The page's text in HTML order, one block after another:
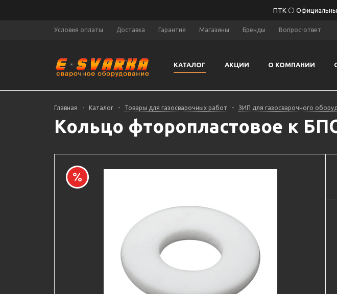
ПТК ⚪
Условия оплаты Доставка Гарантия Магазины Бренды Вопрос-ответ
КАТАЛОГ АКЦИИ О КОМПАНИИ
Главная - Каталог - Товары для газосварочных работ - ЗИП для газосварочного
Кольцо фторопластовое к